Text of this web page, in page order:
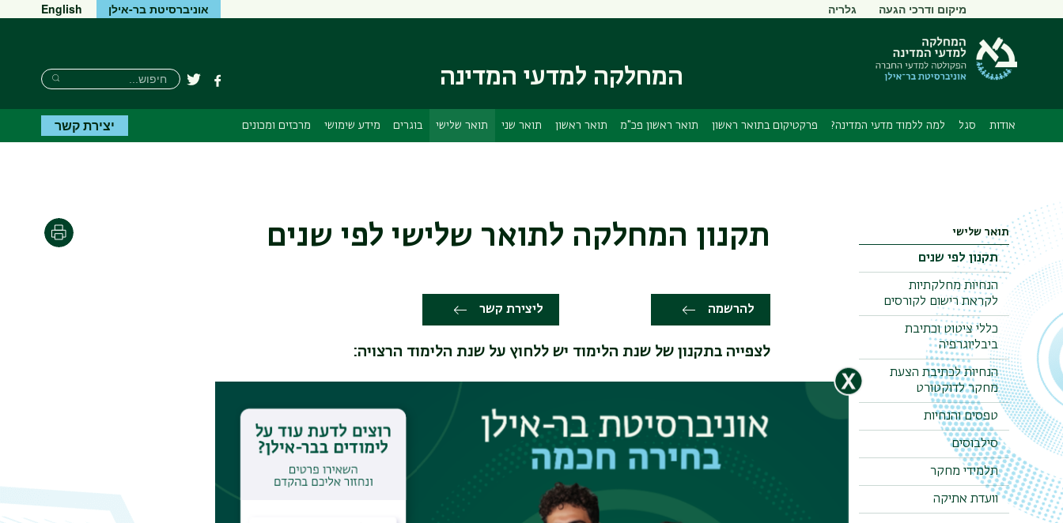
ראשי
תפריט
משני
מיקום ודרכי הגעה גלריה אוניברסיטת בר-אילן English
המחלקה למדעי המדינה פייסבוקטוויטר
חיפוש
Search
Search
אודות סגל למה ללמוד מדעי המדינה? פרקטיקום בתואר ראשון תואר ראשון פכ"מ תואר ראשון תואר שני תואר שלישי בוגרים מידע שימושי מרכזים ומכונים יצירת קשר
תואר שלישי
תקנון לפי שנים
הנחיות מחלקתיות
לקראת רישום לקורסים
כללי ציטוט וכתיבת
ביבליוגרפיה
הנחיות לכתיבת הצעת
מחקר לדוקטורט
טפסים והנחיות
סילבוסים
תלמידי מחקר
וועדת אתיקה
תקנון המחלקה לתואר שלישי לפי שנים הדפסה
להרשמה ליצירת קשר
לצפייה בתקנון של שנת הלימוד יש ללחוץ על שנת הלימוד הרצויה:
שנת תשפא
שנת תשעט